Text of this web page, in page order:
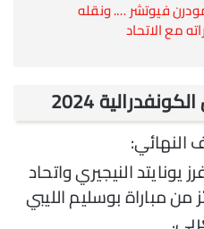
فيوتشر …. ونقله
مع الاتحاد
2024
النهائي:
يونايتد النيجيري واتحاد
من مباراة بوسليم الليبي